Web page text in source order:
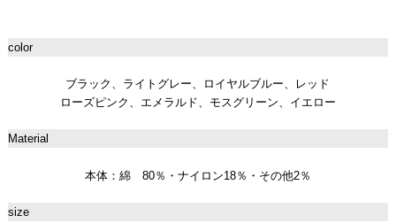
color
ブラック、ライトグレー、ロイヤルブルー、レッド
ローズピンク、エメラルド、モスグリーン、イエロー
Material
本体：綿 80％・ナイロン18％・その他2％
size